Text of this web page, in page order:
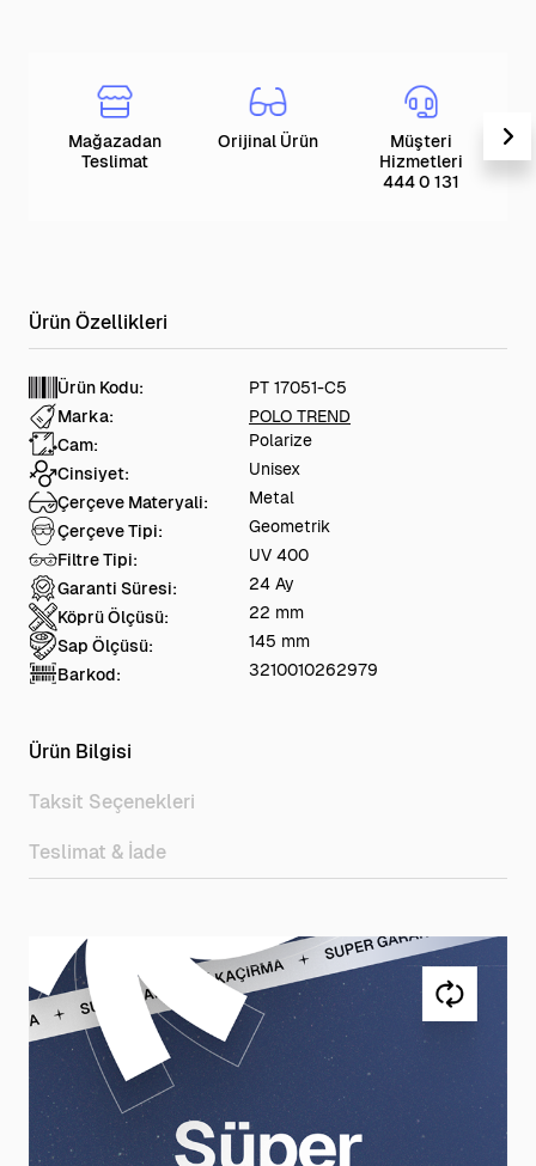
Mağazadan
Teslimat
Orijinal Ürün
Müşteri
Hizmetleri
444 0 131
Ürün Kodu:
PT 17051-C5
Marka:
POLO TREND
Cam:
Polarize
Cinsiyet:
Unisex
Çerçeve Materyali:
Metal
Çerçeve Tipi:
Geometrik
Filtre Tipi:
UV 400
Garanti Süresi:
24 Ay
Köprü Ölçüsü:
22 mm
Sap Ölçüsü:
145 mm
Barkod:
3210010262979
Ürün Bilgisi
Taksit Seçenekleri
Teslimat & İade